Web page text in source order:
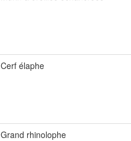
Cerf élaphe
Grand rhinolophe